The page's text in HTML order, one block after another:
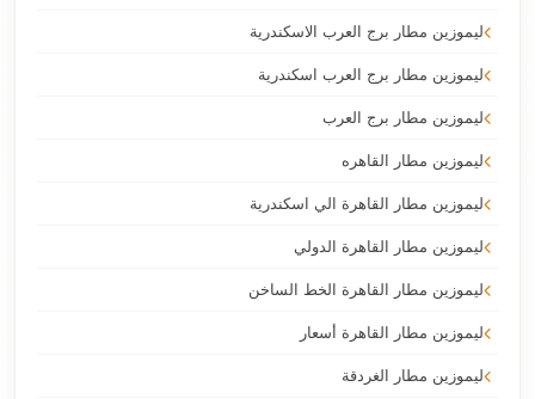
ليموزين مطار برج العرب الاسكندرية
ليموزين مطار برج العرب اسكندرية
ليموزين مطار برج العرب
ليموزين مطار القاهره
ليموزين مطار القاهرة الي اسكندرية
ليموزين مطار القاهرة الدولي
ليموزين مطار القاهرة الخط الساخن
ليموزين مطار القاهرة أسعار
ليموزين مطار الغردقة